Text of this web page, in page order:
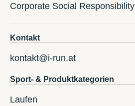
Corporate Social Responsibility
Kontakt
kontakt@i-run.at
Sport- & Produktkategorien
Laufen